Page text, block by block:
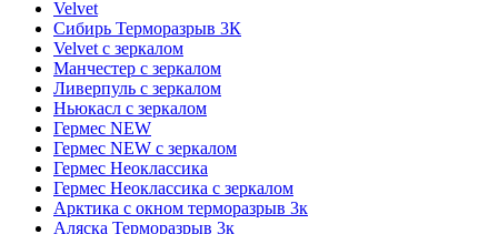
Velvet
Сибирь Терморазрыв 3К
Velvet с зеркалом
Манчестер с зеркалом
Ливерпуль с зеркалом
Ньюкасл с зеркалом
Гермес NEW
Гермес NEW с зеркалом
Гермес Неоклассика
Гермес Неоклассика с зеркалом
Арктика с окном терморазрыв 3к
Аляска Терморазрыв 3к